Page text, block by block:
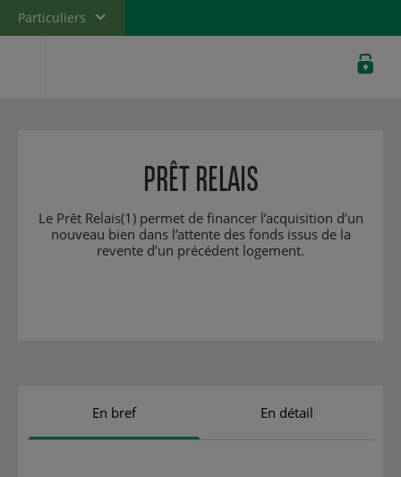
Particuliers
PRÊT RELAIS
Le Prêt Relais(1) permet de financer l’acquisition d’un
nouveau bien dans l’attente des fonds issus de la
revente d’un précédent logement.
En bref En détail